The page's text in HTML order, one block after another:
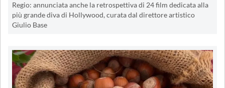
Regio: annunciata anche la retrospettiva di 24 film dedicata alla
più grande diva di Hollywood, curata dal direttore artistico
Giulio Base